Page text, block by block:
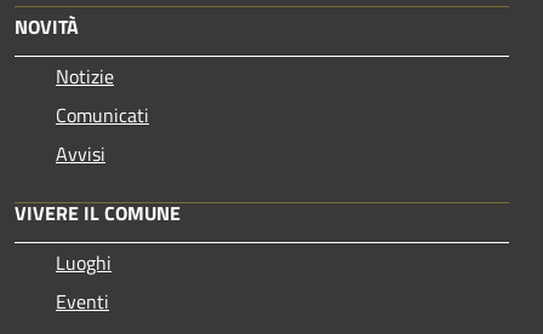
NOVITÀ
Notizie
Comunicati
Avvisi
VIVERE IL COMUNE
Luoghi
Eventi